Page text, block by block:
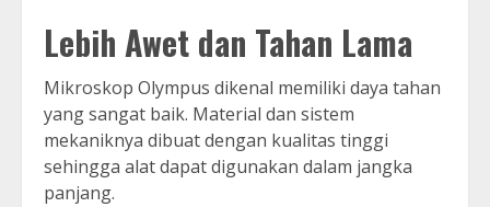
Lebih Awet dan Tahan Lama
Mikroskop Olympus dikenal memiliki daya tahan
yang sangat baik. Material dan sistem
mekaniknya dibuat dengan kualitas tinggi
sehingga alat dapat digunakan dalam jangka
panjang.